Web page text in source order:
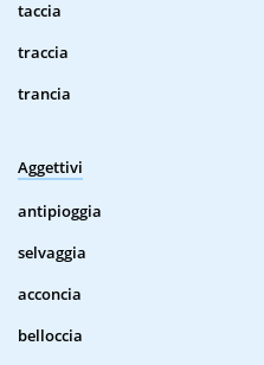
taccia
traccia
trancia
Aggettivi
antipioggia
selvaggia
acconcia
belloccia